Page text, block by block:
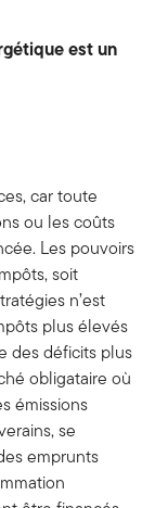
est un
car toute
ou les coûts
Les pouvoirs
soit
n’est
plus élevés
des déficits plus
obligataire où
émissions
se
emprunts